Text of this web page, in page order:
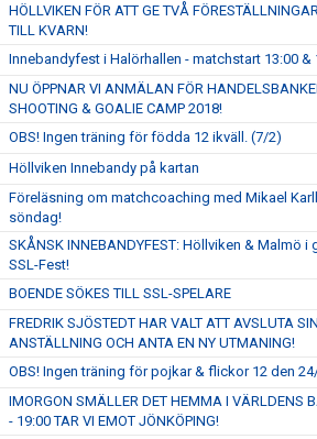
HÖLLVIKEN FÖR ATT GE TVÅ
TILL KVARN!
Innebandyfest i Halörhallen - matchstart 13:00 &
NU ÖPPNAR VI ANMÄLAN FÖR
SHOOTING & GOALIE CAMP 2018!
OBS! Ingen träning för födda 12 ikväll. (7/2)
Höllviken Innebandy på kartan
Föreläsning om matchcoaching med Mikael
söndag!
SKÅNSK INNEBANDYFEST: Höllviken & Malmö i
SSL-Fest!
BOENDE SÖKES TILL SSL-SPELARE
FREDRIK SJÖSTEDT HAR VALT ATT AVSLUTA SIN
ANSTÄLLNING OCH ANTA EN NY UTMANING!
OBS! Ingen träning för pojkar & flickor 12 den 24/
IMORGON SMÄLLER DET HEMMA I VÄRLDENS
- 19:00 TAR VI EMOT JÖNKÖPING!